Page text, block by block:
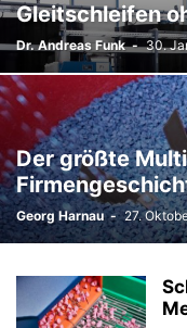
Gleitschleifen
Dr. Andreas Funk - 30.
Der größte
Georg Harnau - 27.